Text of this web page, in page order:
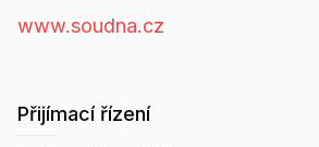
www.soudna.cz
Přijímací řízení